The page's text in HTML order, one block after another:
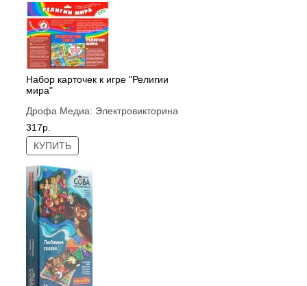
Набор карточек к игре "Религии
мира"
Дрофа Медиа: Электровикторина
317р.
КУПИТЬ